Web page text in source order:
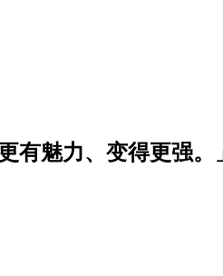
有魅力、变得更强